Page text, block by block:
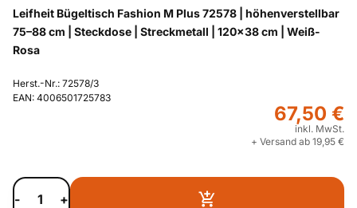
Leifheit Bügeltisch Fashion M Plus 72578 | höhenverstellbar
75–88 cm | Steckdose | Streckmetall | 120x38 cm | Weiß-
Rosa
Herst.-Nr.: 72578/3
EAN: 4006501725783
67,50 €
inkl. MwSt.
+ Versand ab 19,95 €
- +